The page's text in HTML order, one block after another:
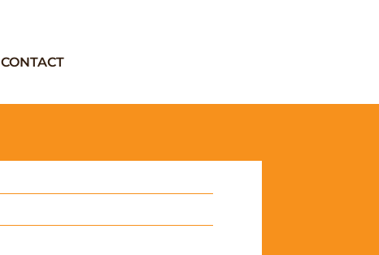
CONTACT